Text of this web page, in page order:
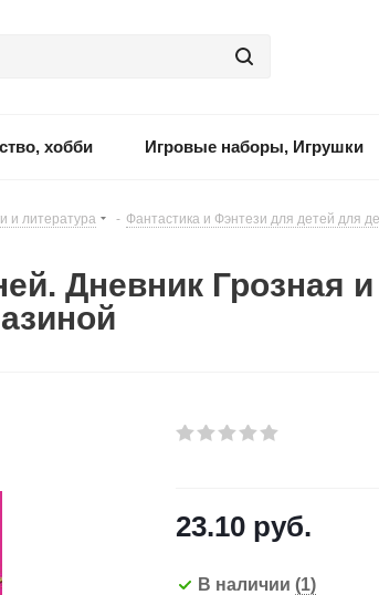
хобби Игровые наборы, Игрушки
и литература - Фантастика и Фэнтези для детей для
Дневник Грозная
23.10 руб.
В наличии (1)